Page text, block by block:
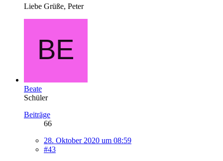
Liebe Grüße, Peter
Beate
Schüler
Beiträge
66
28. Oktober 2020 um 08:59
#43